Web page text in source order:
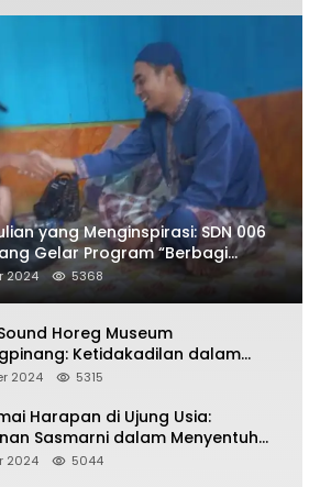
yang Menginspirasi: SDN 006
Gelar Program “Berbagi
Beras”
2024 5368
Horeg Museum
Ketidakadilan dalam
2024 5315
Harapan di Ujung Usia:
Sasmarni dalam Menyentuh
Jiwa
2024 5044